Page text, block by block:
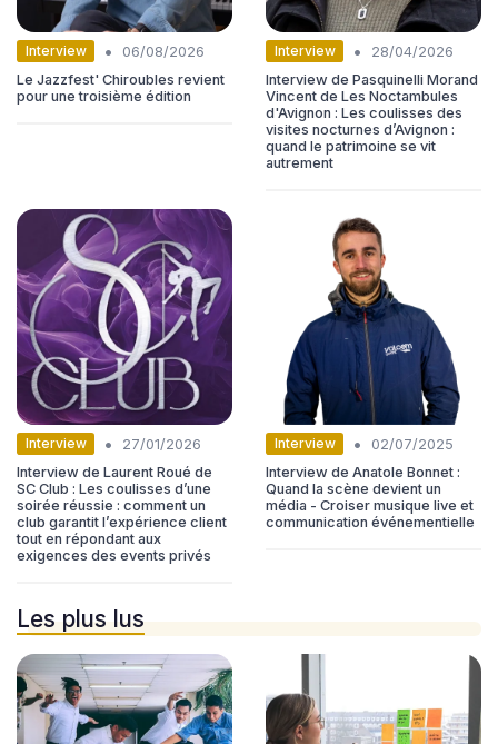
Interview •
06/08/2026
Le Jazzfest' Chiroubles revient
pour une troisième édition
Interview •
28/04/2026
Interview de Pasquinelli Morand
Vincent de Les Noctambules
d'Avignon : Les coulisses des
visites nocturnes d’Avignon :
quand le patrimoine se vit
autrement
Interview •
27/01/2026
Interview de Laurent Roué de
SC Club : Les coulisses d’une
soirée réussie : comment un
club garantit l’expérience client
tout en répondant aux
exigences des events privés
Interview •
02/07/2025
Interview de Anatole Bonnet :
Quand la scène devient un
média - Croiser musique live et
communication événementielle
Les plus lus